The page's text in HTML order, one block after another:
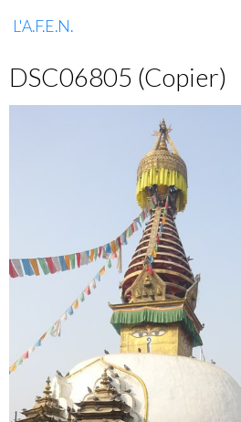
L'A.F.E.N.
DSC06805 (Copier)